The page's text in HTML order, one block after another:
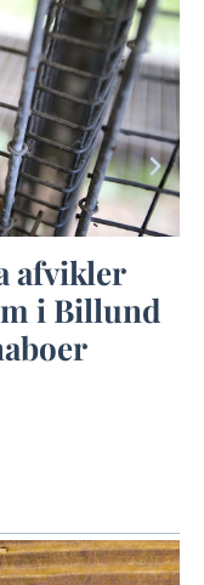
afvikler
i Billund